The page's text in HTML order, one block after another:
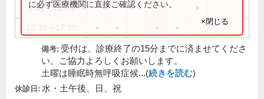
8:30～12:00
に必ず医療機関に直接ご確認ください。
×閉じる
備考: 受付は、診療終了の15分までに済ませてくださ
い。ご協力よろしくお願いします。
土曜は睡眠時無呼吸症候...(続きを読む)
休診日: 水・土午後、日、祝